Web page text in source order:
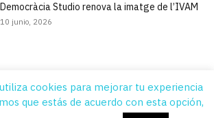
Democràcia Studio renova la imatge de l’IVAM
10 junio, 2026
Suscripción Aviso legal Publicidad
cookies para mejorar tu experiencia
que estás de acuerdo con esta opción,